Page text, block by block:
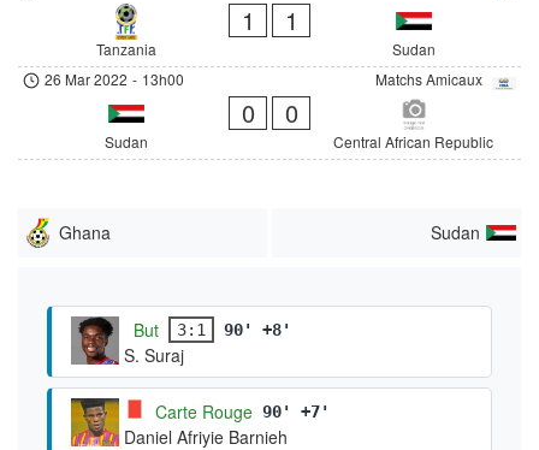
Tanzania
1 1
Sudan
Matchs Amicaux
26 Mar 2022 - 13h00
Sudan
0 0
Central African Republic
Ghana Sudan
But 3:1 90' +8'
S. Suraj
Carte Rouge 90' +7'
Daniel Afriyie Barnieh